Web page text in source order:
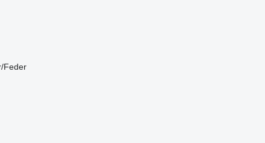
Feder